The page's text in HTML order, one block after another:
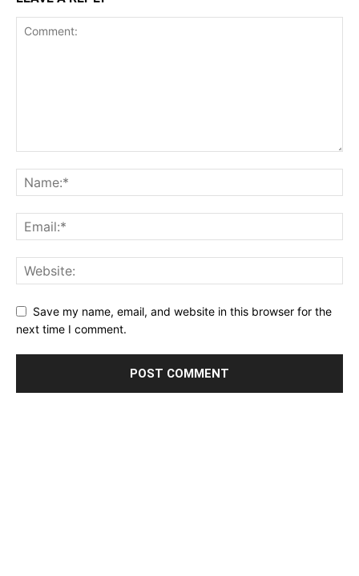
Save my name, email, and website in this browser for the
next time I comment.